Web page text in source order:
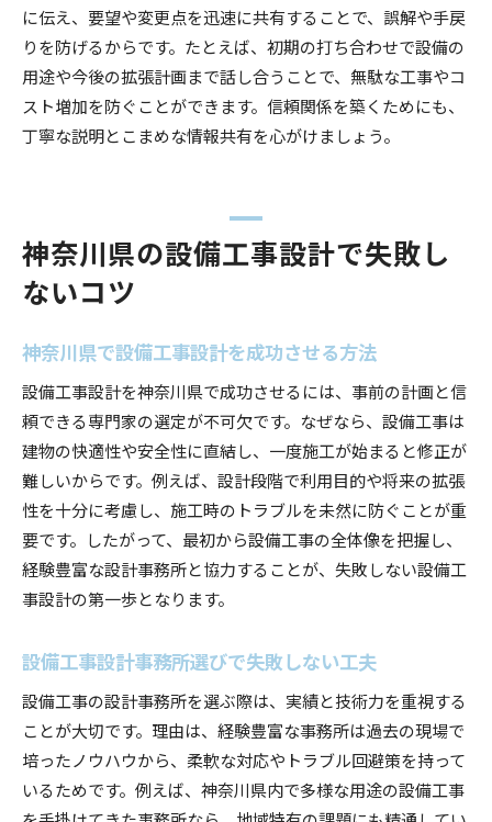
に伝え、要望や変更点を迅速に共有することで、誤解や手戻
りを防げるからです。たとえば、初期の打ち合わせで設備の
用途や今後の拡張計画まで話し合うことで、無駄な工事やコ
スト増加を防ぐことができます。信頼関係を築くためにも、
丁寧な説明とこまめな情報共有を心がけましょう。
神奈川県の設備工事設計で失敗し
ないコツ
神奈川県で設備工事設計を成功させる方法
設備工事設計を神奈川県で成功させるには、事前の計画と信
頼できる専門家の選定が不可欠です。なぜなら、設備工事は
建物の快適性や安全性に直結し、一度施工が始まると修正が
難しいからです。例えば、設計段階で利用目的や将来の拡張
性を十分に考慮し、施工時のトラブルを未然に防ぐことが重
要です。したがって、最初から設備工事の全体像を把握し、
経験豊富な設計事務所と協力することが、失敗しない設備工
事設計の第一歩となります。
設備工事設計事務所選びで失敗しない工夫
設備工事の設計事務所を選ぶ際は、実績と技術力を重視する
ことが大切です。理由は、経験豊富な事務所は過去の現場で
培ったノウハウから、柔軟な対応やトラブル回避策を持って
いるためです。例えば、神奈川県内で多様な用途の設備工事